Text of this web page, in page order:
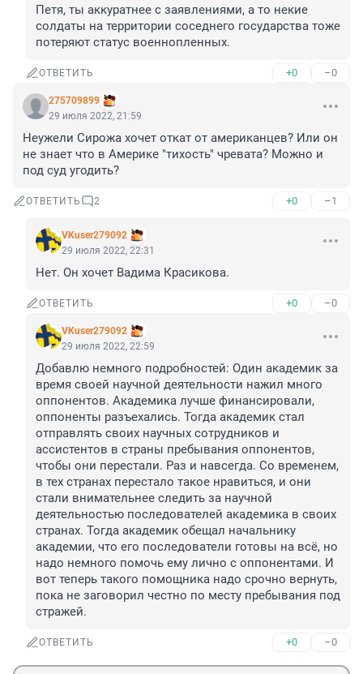
Петя, ты аккуратнее с заявлениями, а то некие
солдаты на территории соседнего государства тоже
потеряют статус военнопленных.
ОТВЕТИТЬ +0 –0
275709899
29 июля 2022, 21:59
Неужели Сирожа хочет откат от американцев? Или он
не знает что в Америке "тихость" чревата? Можно и
под суд угодить?
ОТВЕТИТЬ 2 +0 –1
VKuser279092
29 июля 2022, 22:31
Нет. Он хочет Вадима Красикова.
ОТВЕТИТЬ +0 –0
VKuser279092
29 июля 2022, 22:59
Добавлю немного подробностей: Один академик за
время своей научной деятельности нажил много
оппонентов. Академика лучше финансировали,
оппоненты разъехались. Тогда академик стал
отправлять своих научных сотрудников и
ассистентов в страны пребывания оппонентов,
чтобы они перестали. Раз и навсегда. Со временем,
в тех странах перестало такое нравиться, и они
стали внимательнее следить за научной
деятельностью последователей академика в своих
странах. Тогда академик обещал начальнику
академии, что его последователи готовы на всё, но
надо немного помочь ему лично с оппонентами. И
вот теперь такого помощника надо срочно вернуть,
пока не заговорил честно по месту пребывания под
стражей.
ОТВЕТИТЬ +0 –0